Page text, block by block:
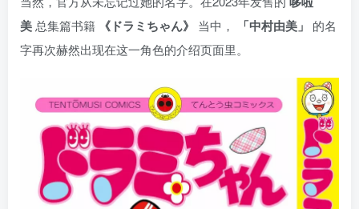
美总集篇书籍 《ドラミちゃん》 当中， 「中村由美」
的名
字再次赫然出现在这一角色的介绍页面里。